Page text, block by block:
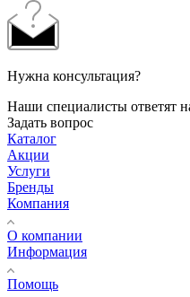
Нужна консультация?
Наши специалисты ответят
Задать вопрос
Каталог
Акции
Услуги
Бренды
Компания
О компании
Информация
Помощь